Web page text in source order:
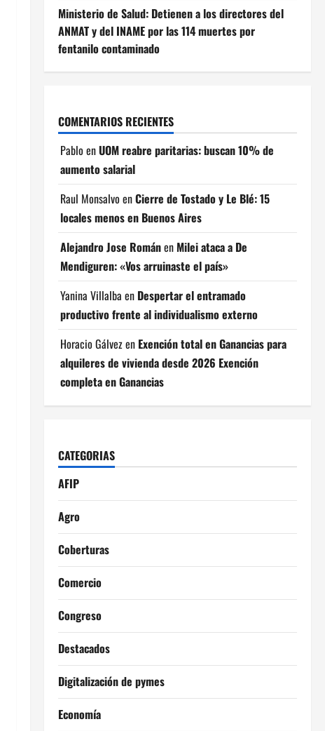
Ministerio de Salud: Detienen a los directores del
ANMAT y del INAME por las 114 muertes por
fentanilo contaminado
COMENTARIOS RECIENTES
Pablo enUOM reabre paritarias: buscan 10% de
aumento salarial
Raul Monsalvo enCierre de Tostado y Le Blé: 15
locales menos en Buenos Aires
Alejandro Jose Románen Milei ataca a De
Mendiguren: «Vos arruinaste el país»
Yanina Villalba en Despertar el entramado
productivo frente al individualismo externo
Horacio Gálvezen Exención total en Ganancias para
alquileres de vivienda desde 2026 Exención
completa en Ganancias
CATEGORIAS
AFIP
Agro
Coberturas
Comercio
Congreso
Destacados
Digitalización de pymes
Economía